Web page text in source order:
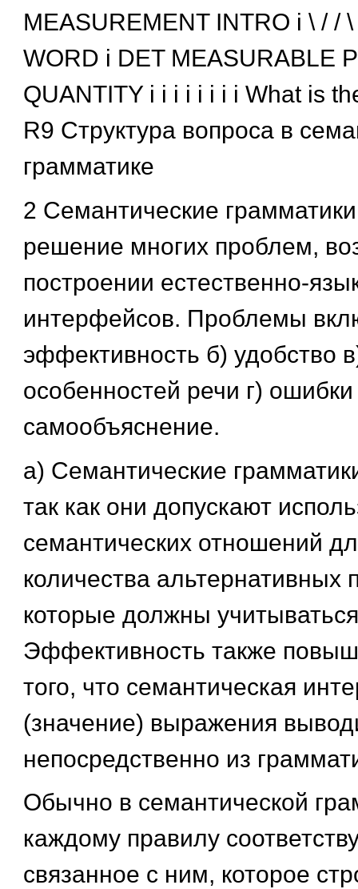
MEASUREMENT INTRO і \ / /
WORD і DET MEASURABLE
QUANTITY і і і і і і і і What
R9 Структура вопроса в
грамматике
2 Семантические
решение многих проблем,
построении естественно-
интерфейсов. Проблемы
эффективность б) удобство
особенностей речи г)
самообъяснение.
а) Семантические
так как они допускают
семантических отношений
количества альтернативных
которые должны
Эффективность также
того, что семантическая
(значение) выражения
непосредственно из
Обычно в семантической
каждому правилу
связанное с ним, которое